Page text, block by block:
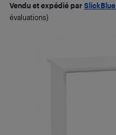
Vendu et expédié par SlickBlue
évaluations)